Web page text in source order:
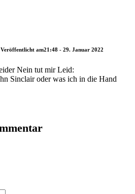
Veröffentlicht am21:48 - 29. Januar 2022
Nein tut mir Leid:
Sinclair oder was ich in die Hand